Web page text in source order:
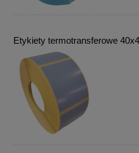
Etykiety termotransferowe